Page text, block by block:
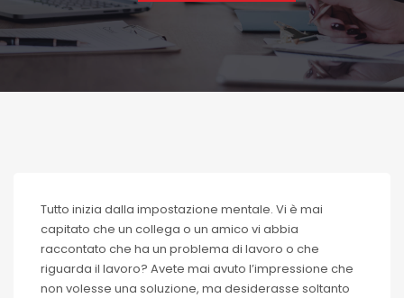
Tutto inizia dalla impostazione mentale. Vi è mai
capitato che un collega o un amico vi abbia
raccontato che ha un problema di lavoro o che
riguarda il lavoro? Avete mai avuto l’impressione che
non volesse una soluzione, ma desiderasse soltanto